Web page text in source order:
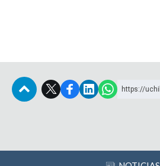
https://